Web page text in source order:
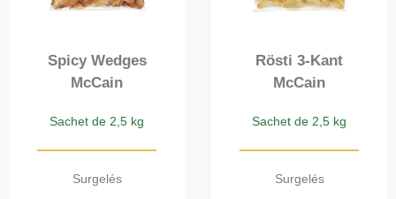
Spicy Wedges
McCain
Sachet de 2,5 kg
Surgelés
Rösti 3-Kant
McCain
Sachet de 2,5 kg
Surgelés